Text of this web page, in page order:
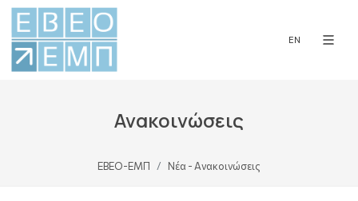
EN
Ανακοινώσεις
ΕΒΕΟ-ΕΜΠ Νέα - Ανακοινώσεις